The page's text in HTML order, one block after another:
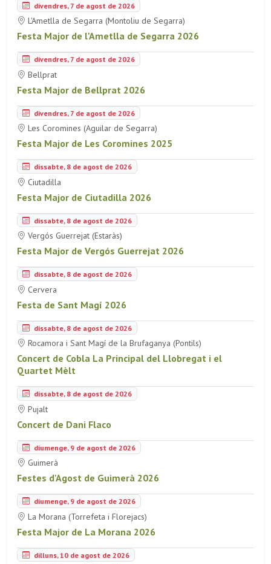
divendres, 7 de agost de 2026
L'Ametlla de Segarra (Montoliu de Segarra)
Festa Major de l'Ametlla de Segarra 2026
divendres, 7 de agost de 2026
Bellprat
Festa Major de Bellprat 2026
divendres, 7 de agost de 2026
Les Coromines (Aguilar de Segarra)
Festa Major de Les Coromines 2025
dissabte, 8 de agost de 2026
Ciutadilla
Festa Major de Ciutadilla 2026
dissabte, 8 de agost de 2026
Vergós Guerrejat (Estaràs)
Festa Major de Vergós Guerrejat 2026
dissabte, 8 de agost de 2026
Cervera
Festa de Sant Magí 2026
dissabte, 8 de agost de 2026
Rocamora i Sant Magí de la Brufaganya (Pontils)
Concert de Cobla La Principal del Llobregat i el
Quartet Mèlt
dissabte, 8 de agost de 2026
Pujalt
Concert de Dani Flaco
diumenge, 9 de agost de 2026
Guimerà
Festes d'Agost de Guimerà 2026
diumenge, 9 de agost de 2026
La Morana (Torrefeta i Florejacs)
Festa Major de La Morana 2026
dilluns, 10 de agost de 2026